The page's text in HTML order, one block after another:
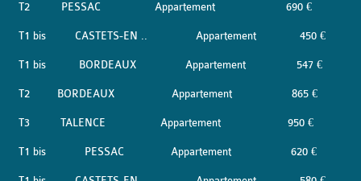
T2 PESSAC Appartement 690 €
T1 bis CASTETS-EN .. Appartement 450 €
T1 bis BORDEAUX Appartement 547 €
T2 BORDEAUX Appartement 865 €
T3 TALENCE Appartement 950 €
T1 bis PESSAC Appartement 620 €